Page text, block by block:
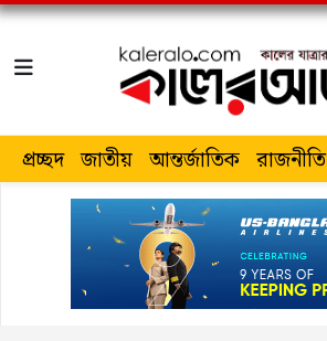
প্রচ্ছদ জাতীয় আন্তর্জাতিক রাজনীতি